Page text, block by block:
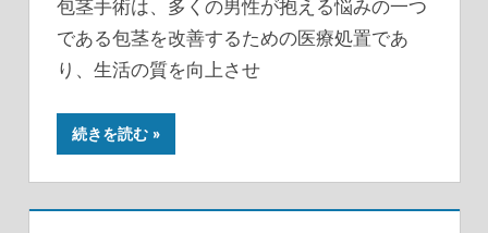
包茎手術は、多くの男性が抱える悩みの一つ
である包茎を改善するための医療処置であ
り、生活の質を向上させ
続きを読む